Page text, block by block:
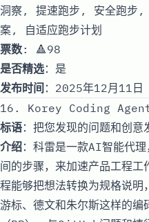
洞察, 提速跑步, 安全跑步
案, 自适应跑步计划
票数: 🔺98
是否精选：是
发布时间 ：2025年12月11
16. Korey Coding
标语：把您发现的问题和创意
介绍：科雷是一款AI智能代
间的步骤，来加速产品工程
程能够把想法转换为规格说明
游标、德文和朱尔斯这样的编